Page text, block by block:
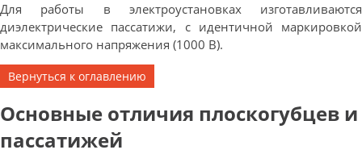
Для работы в электроустановках изготавливаются
диэлектрические пассатижи, с идентичной маркировкой
максимального напряжения (1000 В).
Вернуться к оглавлению
Основные отличия плоскогубцев и
пассатижей